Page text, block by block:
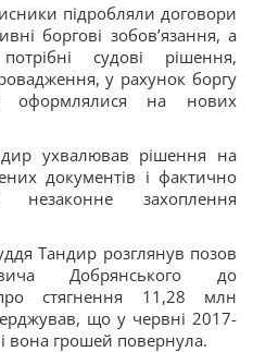
підробляли договори
боргові зобовʼязання, а
судові рішення,
у рахунок боргу
оформлялися на нових
ухвалював рішення на
документів і фактично
незаконне захоплення
Тандир розглянув позов
Добрянського до
стягнення 11,28 млн
що у червні 2017-
вона грошей повернула.